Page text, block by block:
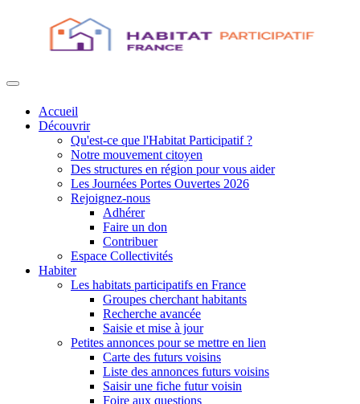
Accueil
Découvrir
Qu'est-ce que l'Habitat Participatif ?
Notre mouvement citoyen
Des structures en région pour vous aider
Les Journées Portes Ouvertes 2026
Rejoignez-nous
Adhérer
Faire un don
Contribuer
Espace Collectivités
Habiter
Les habitats participatifs en France
Groupes cherchant habitants
Recherche avancée
Saisie et mise à jour
Petites annonces pour se mettre en lien
Carte des futurs voisins
Liste des annonces futurs voisins
Saisir une fiche futur voisin
Foire aux questions